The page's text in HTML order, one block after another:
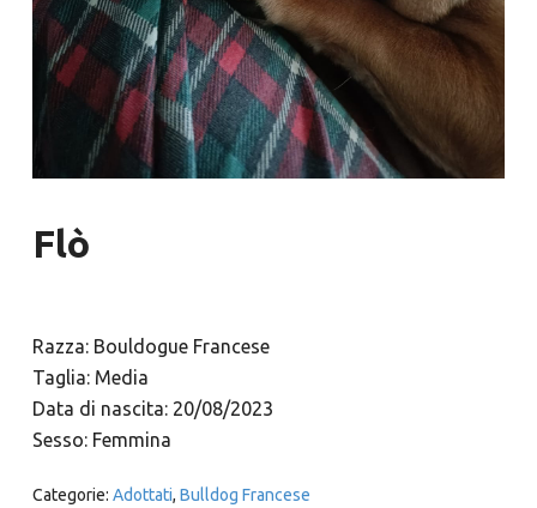
Flò
Razza: Bouldogue Francese
Taglia: Media
Data di nascita: 20/08/2023
Sesso: Femmina
Categorie: Adottati, Bulldog Francese